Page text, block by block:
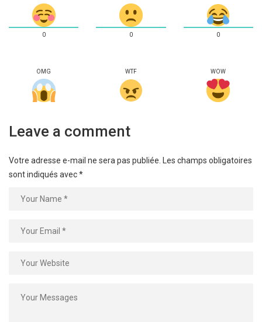
0
OMG
0
WTF
0
WOW
Leave a comment
Votre adresse e-mail ne sera pas publiée. Les champs obligatoires
sont indiqués avec*